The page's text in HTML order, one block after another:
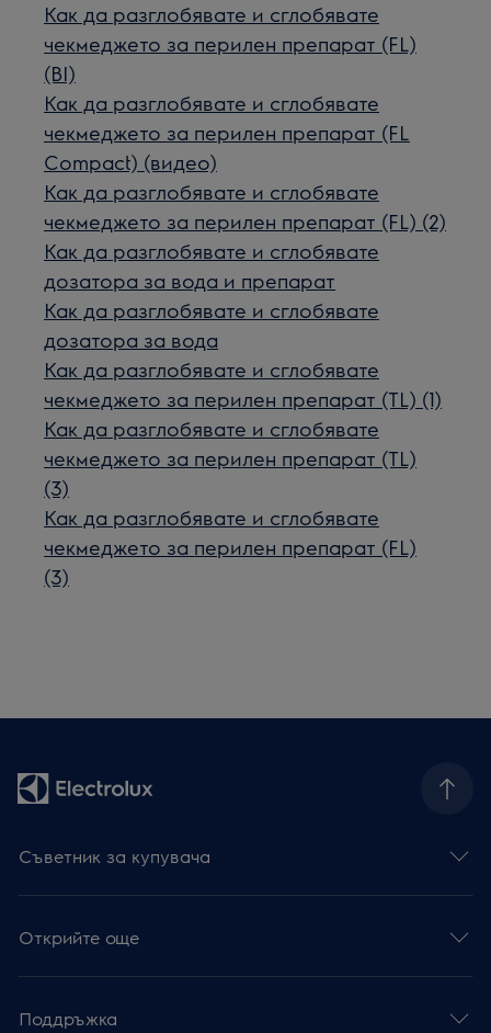
Как да разглобявате и сглобявате
чекмеджето за перилен препарат (FL)
(BI)
Как да разглобявате и сглобявате
чекмеджето за перилен препарат (FL
Compact) (видео)
Как да разглобявате и сглобявате
чекмеджето за перилен препарат (FL) (2)
Как да разглобявате и сглобявате
дозатора за вода и препарат
Как да разглобявате и сглобявате
дозатора за вода
Как да разглобявате и сглобявате
чекмеджето за перилен препарат (TL) (1)
Как да разглобявате и сглобявате
чекмеджето за перилен препарат (TL)
(3)
Как да разглобявате и сглобявате
чекмеджето за перилен препарат (FL)
(3)
Съветник за купувача
Открийте още
Поддръжка